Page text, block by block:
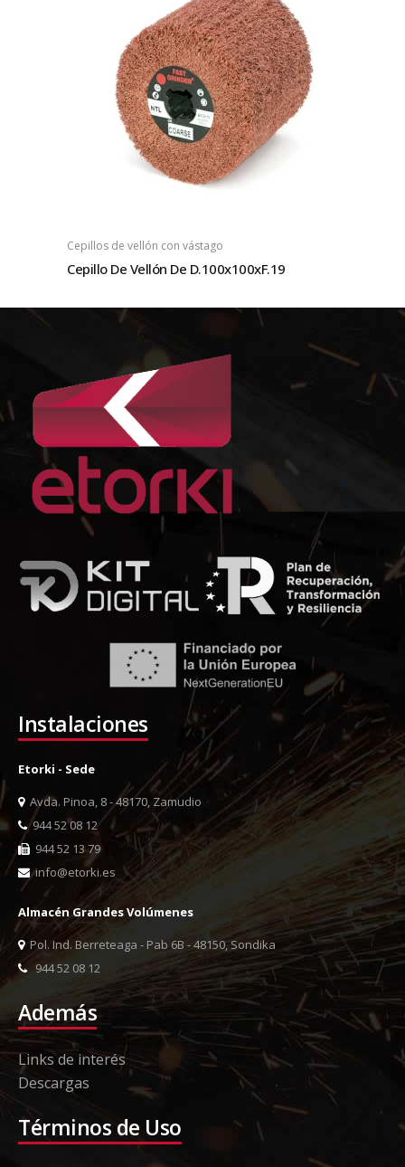
Cepillos de vellón con vástago
Cepillo De Vellón De D.100x100xF.19
Instalaciones
Etorki - Sede
Avda. Pinoa, 8 - 48170, Zamudio
944 52 08 12
944 52 13 79
info@etorki.es
Almacén Grandes Volúmenes
Pol. Ind. Berreteaga - Pab 6B - 48150, Sondika
944 52 08 12
Además
Links de interés
Descargas
Términos de Uso